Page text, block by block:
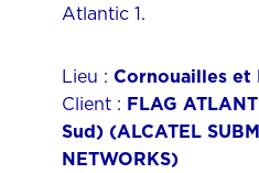
Atlantic 1.
Lieu : Cornouailles et
Client : FLAG
Sud) (ALCATEL
NETWORKS)